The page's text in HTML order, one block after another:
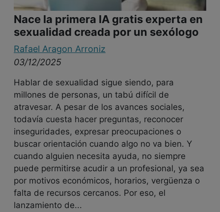
Nace la primera IA gratis experta en
sexualidad creada por un sexólogo
Rafael Aragon Arroniz
03/12/2025
Hablar de sexualidad sigue siendo, para
millones de personas, un tabú difícil de
atravesar. A pesar de los avances sociales,
todavía cuesta hacer preguntas, reconocer
inseguridades, expresar preocupaciones o
buscar orientación cuando algo no va bien. Y
cuando alguien necesita ayuda, no siempre
puede permitirse acudir a un profesional, ya sea
por motivos económicos, horarios, vergüenza o
falta de recursos cercanos. Por eso, el
lanzamiento de...